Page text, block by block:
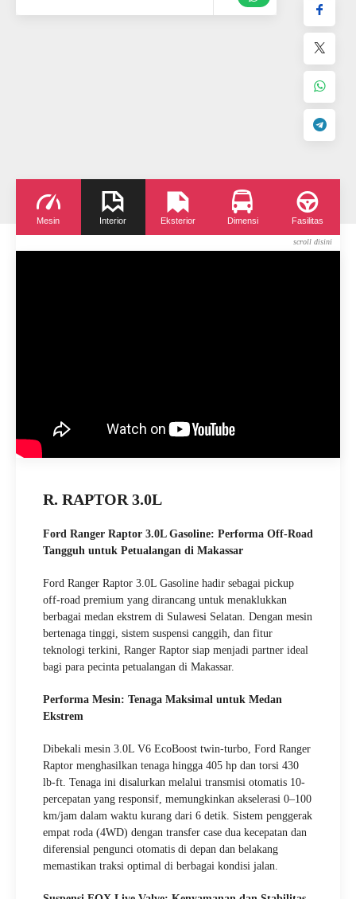
Mesin Interior Eksterior Dimensi Fasilitas
R. RAPTOR 3.0L
Ford Ranger Raptor 3.0L Gasoline: Performa Off-Road
Tangguh untuk Petualangan di Makassar
Ford Ranger Raptor 3.0L Gasoline hadir sebagai pickup
off-road premium yang dirancang untuk menaklukkan
berbagai medan ekstrem di Sulawesi Selatan. Dengan mesin
bertenaga tinggi, sistem suspensi canggih, dan fitur
teknologi terkini, Ranger Raptor siap menjadi partner ideal
bagi para pecinta petualangan di Makassar.
Performa Mesin: Tenaga Maksimal untuk Medan
Ekstrem
Dibekali mesin 3.0L V6 EcoBoost twin-turbo, Ford Ranger
Raptor menghasilkan tenaga hingga 405 hp dan torsi 430
lb-ft. Tenaga ini disalurkan melalui transmisi otomatis 10-
percepatan yang responsif, memungkinkan akselerasi 0–100
km/jam dalam waktu kurang dari 6 detik. Sistem penggerak
empat roda (4WD) dengan transfer case dua kecepatan dan
diferensial pengunci otomatis di depan dan belakang
memastikan traksi optimal di berbagai kondisi jalan.